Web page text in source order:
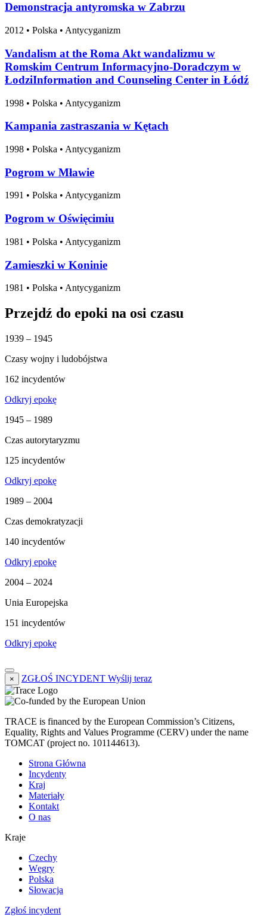
Demonstracja antyromska w Zabrzu
2012 • Polska • Antycyganizm
Vandalism at the Roma Akt wandalizmu w
Romskim Centrum Informacyjno-Doradczym w
ŁodziInformation and Counseling Center in Łódź
1998 • Polska • Antycyganizm
Kampania zastraszania w Kętach
1998 • Polska • Antycyganizm
Pogrom w Mławie
1991 • Polska • Antycyganizm
Pogrom w Oświęcimiu
1981 • Polska • Antycyganizm
Zamieszki w Koninie
1981 • Polska • Antycyganizm
Przejdź do epoki na osi czasu
1939 – 1945
Czasy wojny i ludobójstwa
162 incydentów
Odkryj epokę
1945 – 1989
Czas autorytaryzmu
125 incydentów
Odkryj epokę
1989 – 2004
Czas demokratyzacji
140 incydentów
Odkryj epokę
2004 – 2024
Unia Europejska
151 incydentów
Odkryj epokę
× ZGŁOŚ INCYDENT Wyślij teraz
TRACE is financed by the European Commission’s Citizens,
Equality, Rights and Values Programme (CERV) under the name
TOMCAT (project no. 101144613).
Strona Główna
Incydenty
Kraj
Materiały
Kontakt
O nas
Kraje
Czechy
Węgry
Polska
Słowacja
Zgłoś incydent